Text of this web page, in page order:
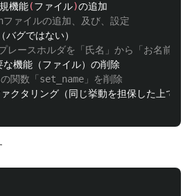
機能(ファイル)
ァイルの追加、及び、設定
レースホルダを「氏名」から「お名前」
関数「set_name」を削除